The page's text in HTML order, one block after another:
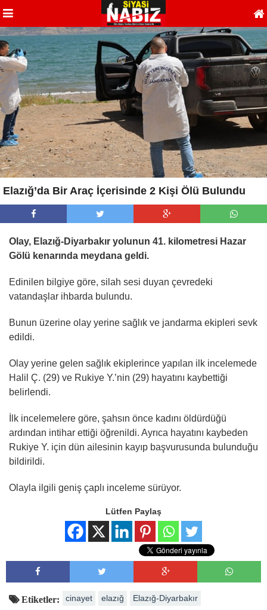
Elazığ’da Bir Araç İçerisinde 2 Kişi Ölü Bulundu
Olay, Elazığ-Diyarbakır yolunun 41. kilometresi Hazar
Gölü kenarında meydana geldi.
Edinilen bilgiye göre, silah sesi duyan çevredeki
vatandaşlar ihbarda bulundu.
Bunun üzerine olay yerine sağlık ve jandarma ekipleri sevk
edildi.
Olay yerine gelen sağlık ekiplerince yapılan ilk incelemede
Halil Ç. (29) ve Rukiye Y.’nin (29) hayatını kaybettiği
belirlendi.
İlk incelemelere göre, şahsın önce kadını öldürdüğü
ardından intihar ettiği öğrenildi. Ayrıca hayatını kaybeden
Rukiye Y. için dün ailesinin kayıp başvurusunda bulunduğu
bildirildi.
Olayla ilgili geniş çaplı inceleme sürüyor.
Lütfen Paylaş
Etiketler: cinayet elazığ Elazığ-Diyarbakır